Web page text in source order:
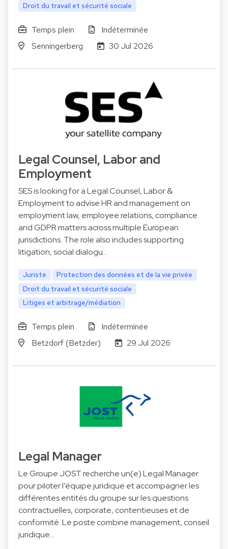
Droit du travail et sécurité sociale
Temps plein
Indéterminée
Senningerberg
30 Jul 2026
Legal Counsel, Labor and
Employment
SES is looking for a Legal Counsel, Labor &
Employment to advise HR and management on
employment law, employee relations, compliance
and GDPR matters across multiple European
jurisdictions. The role also includes supporting
litigation, social dialogu…
Juriste
Protection des données et de la vie privée
Droit du travail et sécurité sociale
Litiges et arbitrage/médiation
Temps plein
Indéterminée
Betzdorf (Betzder)
29 Jul 2026
Legal Manager
Le Groupe JOST recherche un(e) Legal Manager
pour piloter l’équipe juridique et accompagner les
différentes entités du groupe sur les questions
contractuelles, corporate, contentieuses et de
conformité. Le poste combine management, conseil
juridique…